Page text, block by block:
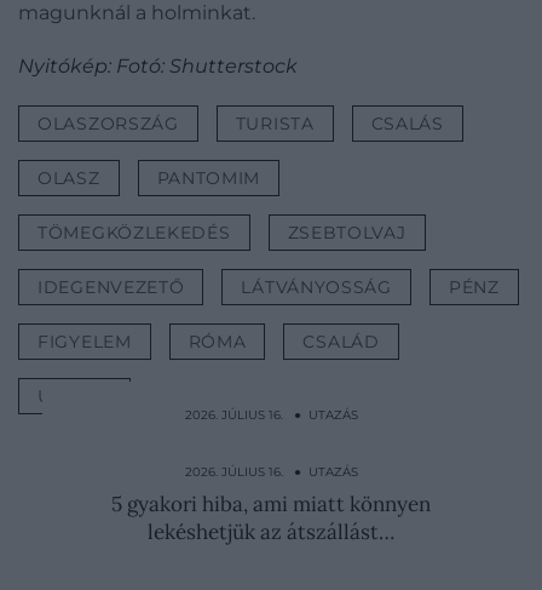
magunknál a holminkat.
Nyitókép: Fotó: Shutterstock
OLASZORSZÁG TURISTA CSALÁS
OLASZ PANTOMIM
TÖMEGKÖZLEKEDÉS ZSEBTOLVAJ
IDEGENVEZETŐ LÁTVÁNYOSSÁG PÉNZ
FIGYELEM RÓMA CSALÁD
UTAZÁS
2026. JÚLIUS 16. ● UTAZÁS
mielőtt nyaralni…
2026. JÚLIUS 16. ● UTAZÁS
5 gyakori hiba, ami miatt könnyen
lekéshetjük az átszállást…